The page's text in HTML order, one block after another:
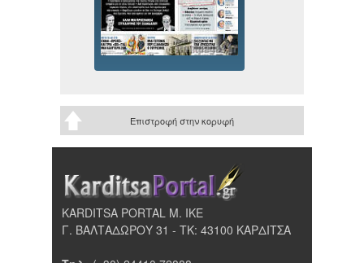
Επιστροφή στην κορυφή
KARDITSA PORTAL Μ. ΙΚΕ
Γ. ΒΑΛΤΑΔΩΡΟΥ 31 - ΤΚ: 43100 ΚΑΡΔΙΤΣΑ